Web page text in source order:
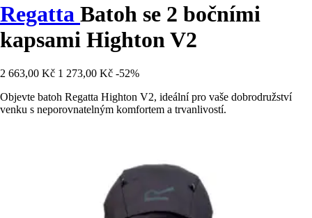
Regatta Batoh se 2 bočními
kapsami Highton V2
2 663,00 Kč 1 273,00 Kč -52%
Objevte batoh Regatta Highton V2, ideální pro vaše dobrodružství
venku s neporovnatelným komfortem a trvanlivostí.